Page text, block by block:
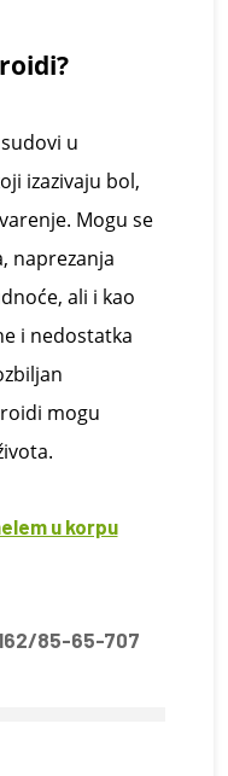
u
izazivaju bol,
Mogu se
naprezanja
ali i kao
i nedostatka
mogu
u korpu
85-65-707